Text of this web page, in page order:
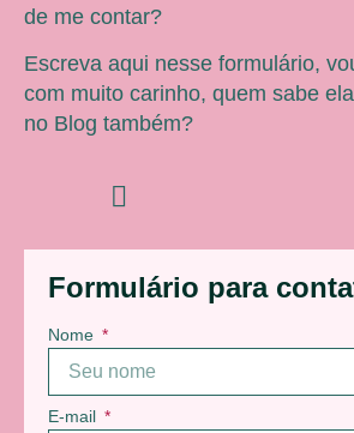
Formulário para
Nome
E-mail
de me contar?
Escreva aqui nesse formulário,
com muito carinho, quem sabe
no Blog também?